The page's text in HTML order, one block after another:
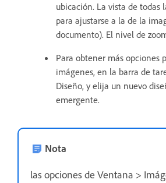
ubicación. La vista de todas
para ajustarse a la de la
documento). El nivel de
Para obtener más opciones
imágenes, en la barra de
Diseño, y elija un nuevo
emergente.
Nota
las opciones de Ventana >